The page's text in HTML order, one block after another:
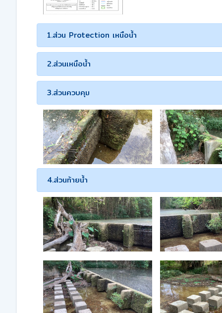
1.ส่วน Protection เหนือน้ำ
2.ส่วนเหนือน้ำ
3.ส่วนควบคุม
4.ส่วนท้ายน้ำ